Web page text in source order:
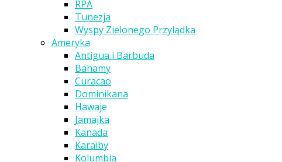
RPA
Tunezja
Wyspy Zielonego Przylądka
Ameryka
Antigua i Barbuda
Bahamy
Curacao
Dominikana
Hawaje
Jamajka
Kanada
Karaiby
Kolumbia